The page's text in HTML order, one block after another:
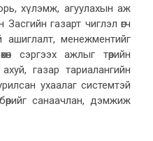
хүлэмж, агуулахын аж
Засгийн газарт чиглэл өгч
ашиглалт, менежментийг
сэргээх ажлыг төрийн
газар тариалангийн
ухаалаг системтэй
санаачлан, дэмжиж